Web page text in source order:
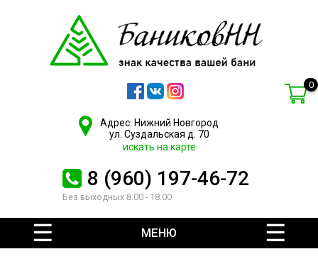
Адрес: Нижний Новгород
ул. Суздальская д. 70
искать на карте
8 (960) 197-46-72
Без выходных 8.00 - 18.00
0
МЕНЮ